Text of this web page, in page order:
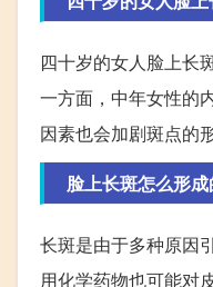
四十岁的女人脸上长
一方面，中年女性的
因素也会加剧斑点的
脸上长斑怎么形
长斑是由于多种原因
用化学药物也可能对